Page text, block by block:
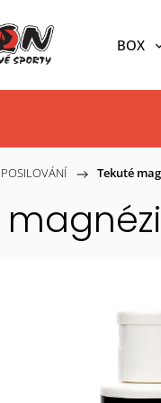
BOX
/ Tekuté